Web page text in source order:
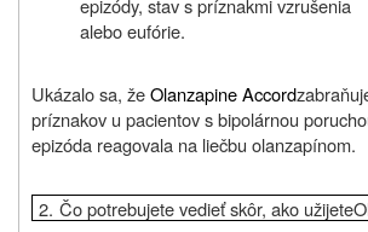
epizódy, stav s príznakmi vzrušenia
alebo eufórie.
Ukázalo sa, žeOlanzapine Accord
príznakov u pacientov s bipolárnou
epizóda reagovala na liečbu olanzapínom.
2. Čo potrebujete vedieť skôr, ako užijete